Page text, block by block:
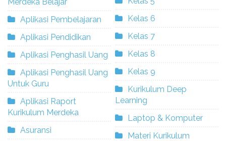
Aplikasi Pembelajaran
Aplikasi Pendidikan
Aplikasi Penghasil Uang
Aplikasi Penghasil Uang
Untuk Guru
Aplikasi Raport
Kurikulum Merdeka
Asuransi
Kelas 6
Kelas 7
Kelas 8
Kelas 9
Kurikulum Deep
Learning
Laptop & Komputer
Materi Kurikulum